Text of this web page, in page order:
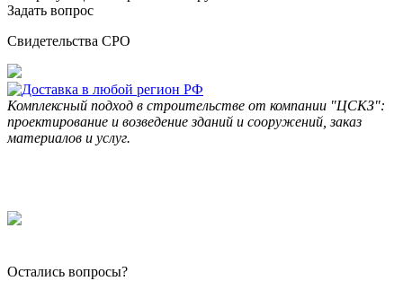
Задать вопрос
Свидетельства СРО
Комплексный подход в строительстве от компании "ЦСКЗ":
проектирование и возведение зданий и сооружений, заказ
материалов и услуг.
Остались вопросы?